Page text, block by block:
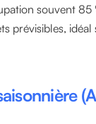
souvent
prévisibles,